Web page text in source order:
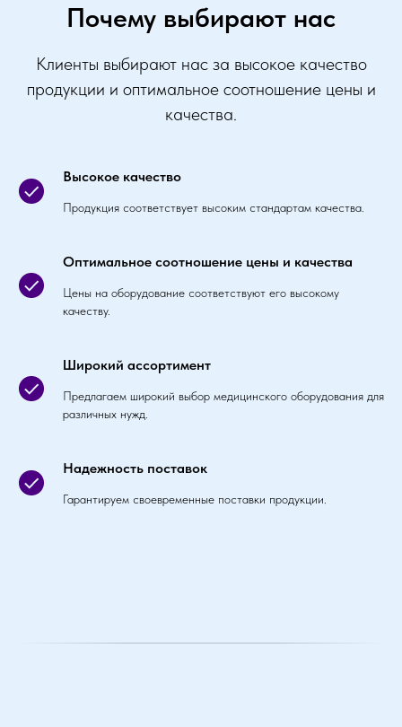
Почему выбирают нас
Клиенты выбирают нас за высокое качество
продукции и оптимальное соотношение цены и
качества.
Высокое качество
Продукция соответствует высоким стандартам качества.
Оптимальное соотношение цены и качества
Цены на оборудование соответствуют его высокому
качеству.
Широкий ассортимент
Предлагаем широкий выбор медицинского оборудования для
различных нужд.
Надежность поставок
Гарантируем своевременные поставки продукции.